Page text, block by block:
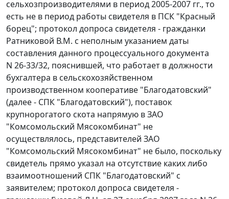
сельхозпроизводителями в период 2005-2007 гг., то
есть не в период работы свидетеля в ПСК "Красный
борец"; протокол допроса свидетеля - гражданки
Ратниковой В.М. с неполным указанием даты
составления данного процессуального документа
N 26-33/32, пояснившей, что работает в должности
бухгалтера в сельскохозяйственном
производственном кооперативе "Благодатовский"
(далее - СПК "Благодатовский"), поставок
крупнорогатого скота напрямую в ЗАО
"Комсомольский Мясокомбинат" не
осуществлялось, представителей ЗАО
"Комсомольский Мясокомбинат" не было, поскольку
свидетель прямо указал на отсутствие каких либо
взаимоотношений СПК "Благодатовский" с
заявителем; протокол допроса свидетеля -